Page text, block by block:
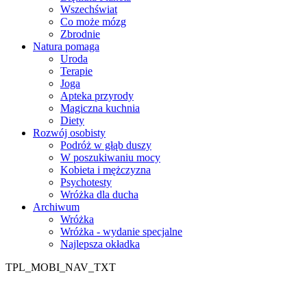
Wszechświat
Co może mózg
Zbrodnie
Natura pomaga
Uroda
Terapie
Joga
Apteka przyrody
Magiczna kuchnia
Diety
Rozwój osobisty
Podróż w głąb duszy
W poszukiwaniu mocy
Kobieta i mężczyzna
Psychotesty
Wróżka dla ducha
Archiwum
Wróżka
Wróżka - wydanie specjalne
Najlepsza okładka
TPL_MOBI_NAV_TXT